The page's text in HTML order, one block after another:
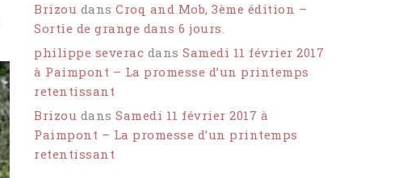
Brizou dans Croq and Mob, 3ème édition –
Sortie de grange dans 6 jours.
philippe severac dans Samedi 11 février 2017
à Paimpont – La promesse d’un printemps
retentissant
Brizou dans Samedi 11 février 2017 à
Paimpont – La promesse d’un printemps
retentissant